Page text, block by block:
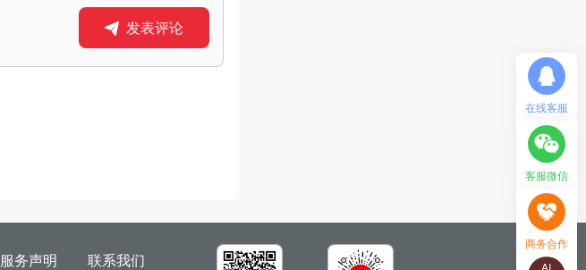
发表评论
服务声明 联系我们
在线客服
客服微信
商务合作
AI